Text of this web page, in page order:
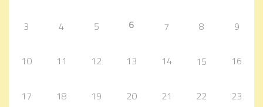
3 4 5 6 7 8 9
10 11 12 13 14 15 16
17 18 19 20 21 22 23